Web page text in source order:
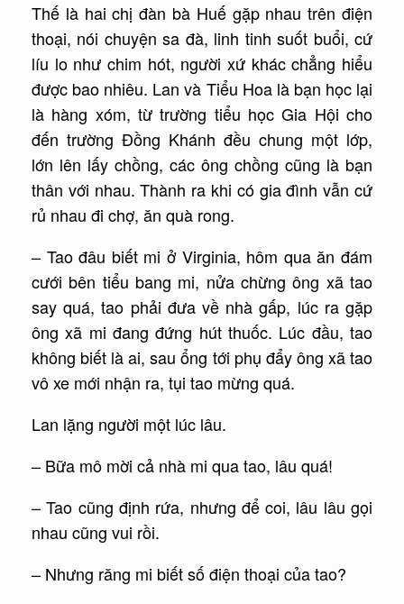
Thế là hai chị đàn bà Huế gặp nhau trên điện
thoại, nói chuyện sa đà, linh tinh suốt buổi, cứ
líu lo như chim hót, người xứ khác chẳng hiểu
được bao nhiêu. Lan và Tiểu Hoa là bạn học lại
là hàng xóm, từ trường tiểu học Gia Hội cho
đến trường Đồng Khánh đều chung một lớp,
lớn lên lấy chồng, các ông chồng cũng là bạn
thân với nhau. Thành ra khi có gia đình vẫn cứ
rủ nhau đi chợ, ăn quà rong.
– Tao đâu biết mi ở Virginia, hôm qua ăn đám
cưới bên tiểu bang mi, nửa chừng ông xã tao
say quá, tao phải đưa về nhà gấp, lúc ra gặp
ông xã mi đang đứng hút thuốc. Lúc đầu, tao
không biết là ai, sau ổng tới phụ đẩy ông xã tao
vô xe mới nhận ra, tụi tao mừng quá.
Lan lặng người một lúc lâu.
– Bữa mô mời cả nhà mi qua tao, lâu quá!
– Tao cũng định rứa, nhưng để coi, lâu lâu gọi
nhau cũng vui rồi.
– Nhưng răng mi biết số điện thoại của tao?